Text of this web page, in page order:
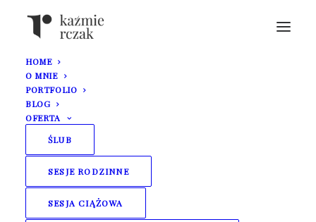
HOME
O MNIE
PORTFOLIO
BLOG
OFERTA
ŚLUB
SESJE RODZINNE
SESJA CIĄŻOWA
Takiego ślubu to